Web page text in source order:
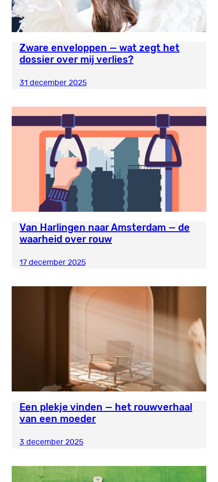
Zware enveloppen — wat zegt het
dossier over mij verlies?
31 december 2025
Van Harlingen naar Amsterdam — de
waarheid over rouw
17 december 2025
Een plekje vinden — het rouwverhaal
van een moeder
3 december 2025